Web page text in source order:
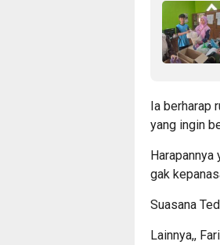
Ia berharap
yang ingin
gak
Suasana
Lainnya,,